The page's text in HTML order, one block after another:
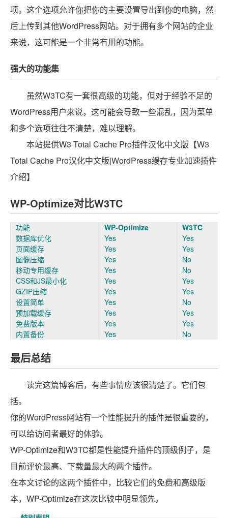
项。这个选项允许你把你的主要设置导出到你的电脑，然
后上传到其他WordPress网站。对于拥有多个网站的企业
来说，这可能是一个非常有用的功能。
强大的功能集
虽然W3TC有一套很高级的功能，但对于经验不足的
WordPress用户来说，这可能会导致一些混乱，因为菜单
和多个选项往往不清楚，难以理解。
本站提供W3 Total Cache Pro插件汉化中文版【W3
Total Cache Pro汉化中文版|WordPress缓存专业加速插件
介绍】
WP-Optimize对比W3TC
功能 WP-Optimize
W3TC
数据库优化
Yes
Yes
页面缓存
Yes
Yes
图像压缩
Yes
No
移动专用缓存
Yes
No
CSS和JS最小化
Yes
Yes
GZIP压缩
Yes
Yes
设置简单
Yes
No
预加载缓存
Yes
Yes
免费版本
Yes
Yes
内置备份
Yes No
最后总结
读完这篇博客后，有些事情应该很清楚了。它们包
括。
你的WordPress网站有一个性能提升的插件是很重要的，
可以给访问者最好的体验。
WP-Optimize和W3TC都是性能提升插件的顶级例子，是
目前评价最高、下载量最大的两个插件。
在本文讨论的这两个插件中，比较它们的免费和高级版
本，WP-Optimize在这次比较中明显领先。